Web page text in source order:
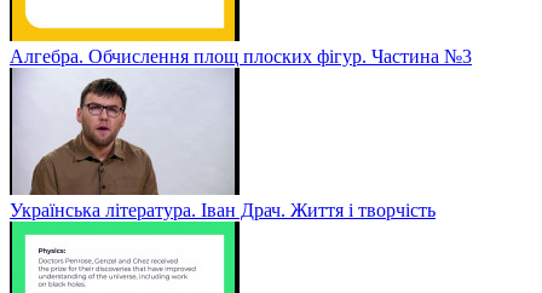
Алгебра. Обчислення площ плоских фігур. Частина №3
Українська література. Іван Драч. Життя і творчість